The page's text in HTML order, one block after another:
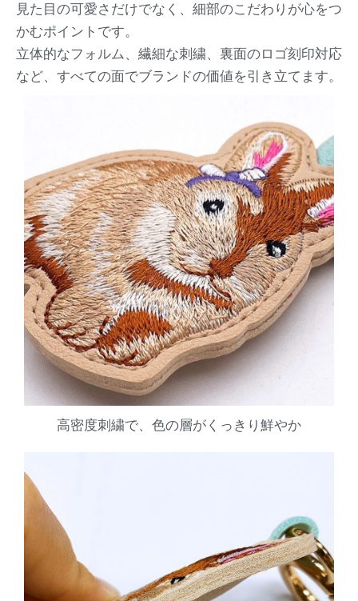
見た目の可愛さだけでなく、細部のこだわりが心をつ
かむポイントです。
立体的なフォルム、繊細な刺繍、裏面のロゴ刻印対応
など、すべての面でブランドの価値を引き立てます。
高密度刺繍で、色の層がくっきり鮮やか